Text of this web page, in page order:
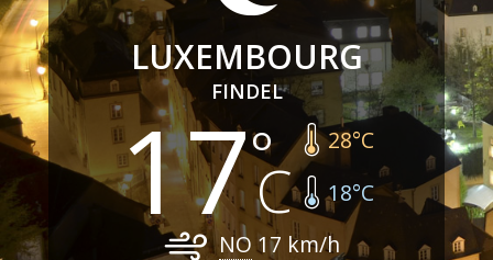
LUXEMBOURG
FINDEL
17 28°C
18°C
NO 17 km/h